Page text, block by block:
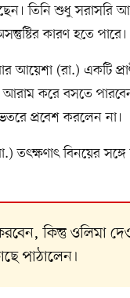
তিনি শুধু
কারণ হতে পারে।
আয়েশা (রা.) একটি
করে বসতে
প্রবেশ করলেন না।
তৎক্ষণাৎ বিনয়ের
কিন্তু ওলিমা
পাঠালেন।